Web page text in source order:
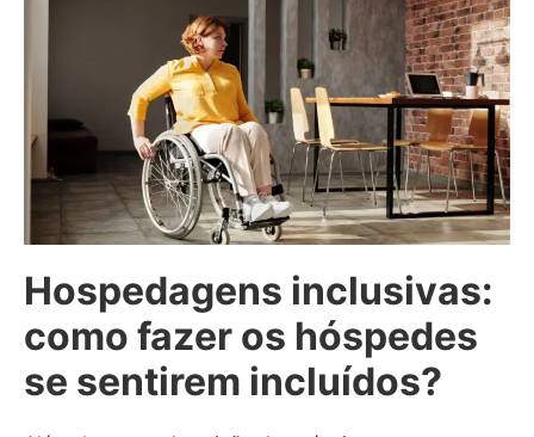
Hospedagens inclusivas:
como fazer os hóspedes
se sentirem incluídos?